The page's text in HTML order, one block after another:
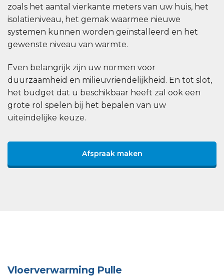
zoals het aantal vierkante meters van uw huis, het
isolatieniveau, het gemak waarmee nieuwe
systemen kunnen worden geïnstalleerd en het
gewenste niveau van warmte.
Even belangrijk zijn uw normen voor
duurzaamheid en milieuvriendelijkheid. En tot slot,
het budget dat u beschikbaar heeft zal ook een
grote rol spelen bij het bepalen van uw
uiteindelijke keuze.
Afspraak maken
Vloerverwarming Pulle